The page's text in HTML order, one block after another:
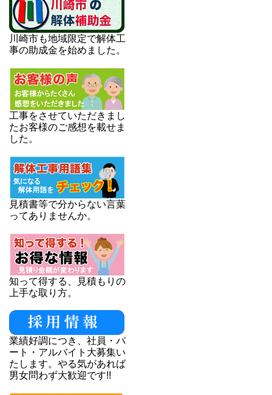
川崎市も地域限定で解体工
事の助成金を始めました。
工事をさせていただきまし
たお客様のご感想を載せま
した。
見積書等で分からない言葉
ってありませんか。
知って得する、見積もりの
上手な取り方。
業績好調につき、社員・パ
ート・アルバイト大募集い
たします。やる気があれば
男女問わず大歓迎です!!